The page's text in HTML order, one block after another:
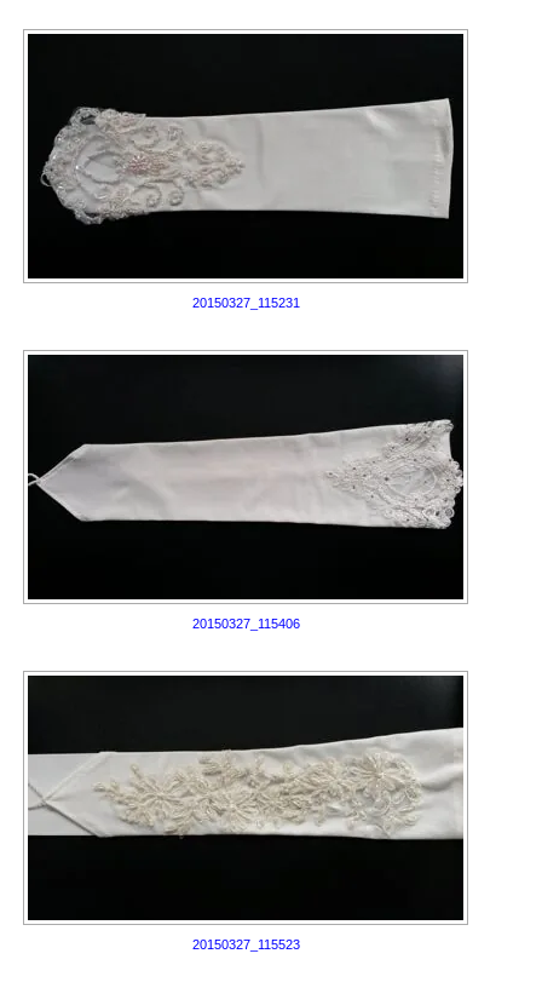
20150327_115231
20150327_115406
20150327_115523